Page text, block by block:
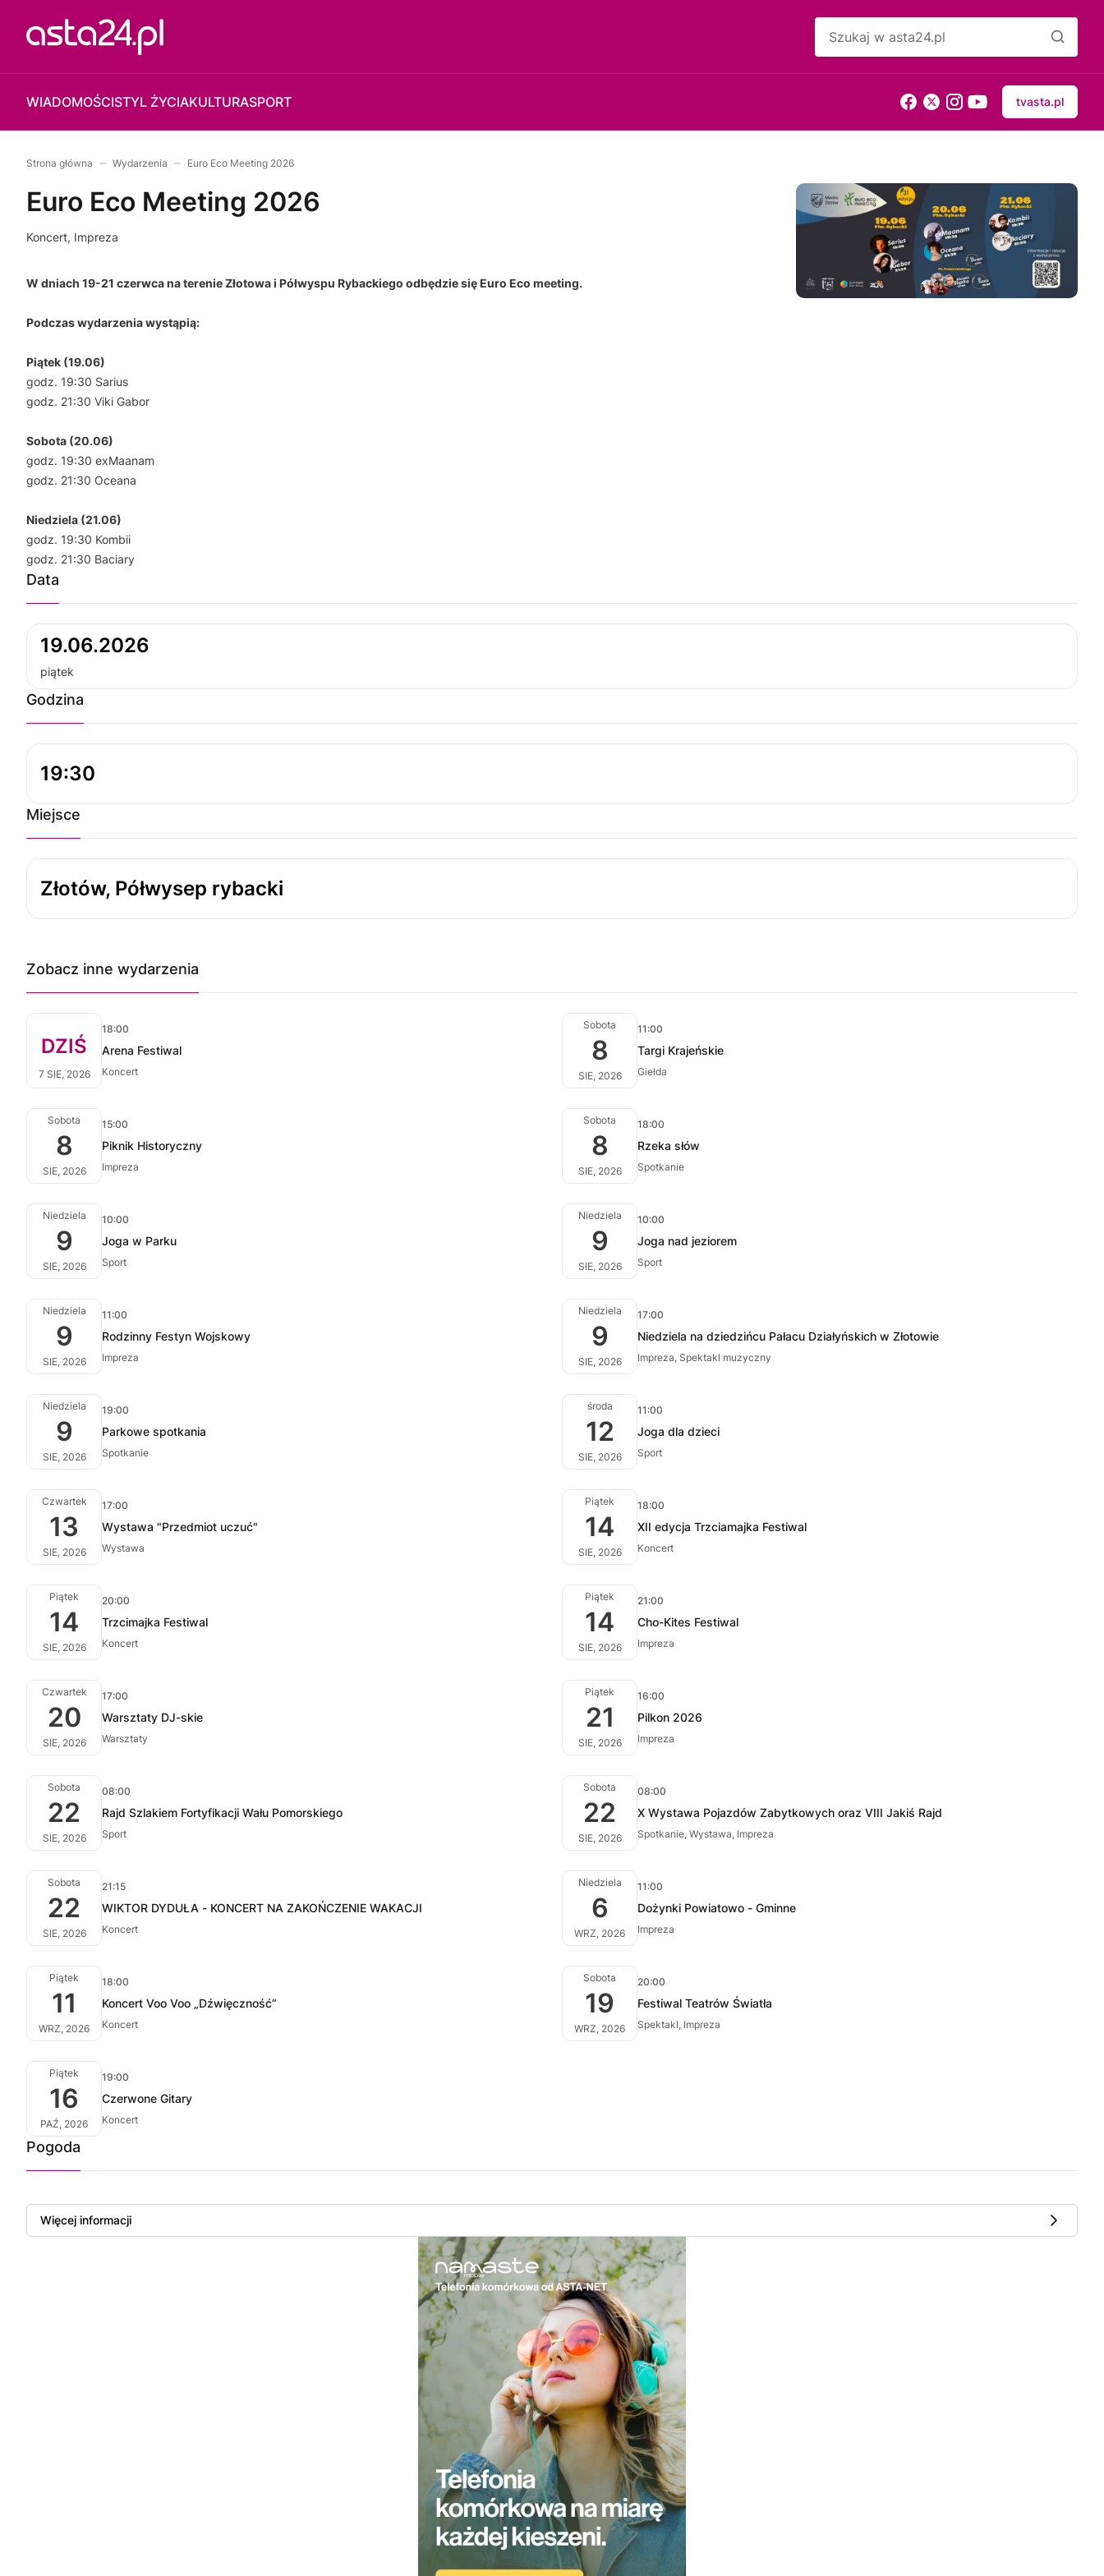
WIADOMOŚCISTYL ŻYCIAKULTURASPORT tvasta.pl
Strona główna Wydarzenia Euro Eco Meeting 2026
Euro Eco Meeting 2026
Koncert, Impreza
W dniach 19-21 czerwca na terenie Złotowa i Półwyspu Rybackiego odbędzie się Euro Eco meeting.
Podczas wydarzenia wystąpią:
Piątek (19.06)
godz. 19:30 Sarius
godz. 21:30 Viki Gabor
Sobota (20.06)
godz. 19:30 exMaanam
godz. 21:30 Oceana
Niedziela (21.06)
godz. 19:30 Kombii
godz. 21:30 Baciary
Data
19.06.2026
piątek
Godzina
19:30
Miejsce
Złotów, Półwysep rybacki
Zobacz inne wydarzenia
DZIŚ
7 SIE, 2026
18:00
Arena Festiwal
Koncert
Sobota
8
SIE, 2026
11:00
Targi Krajeńskie
Giełda
Sobota
8
SIE, 2026
15:00
Piknik Historyczny
Impreza
Sobota
8
SIE, 2026
18:00
Rzeka słów
Spotkanie
Niedziela
9
SIE, 2026
10:00
Joga w Parku
Sport
Niedziela
9
SIE, 2026
10:00
Joga nad jeziorem
Sport
Niedziela
9
SIE, 2026
11:00
Rodzinny Festyn Wojskowy
Impreza
Niedziela
9
SIE, 2026
17:00
Niedziela na dziedzińcu Pałacu Działyńskich w Złotowie
Impreza, Spektakl muzyczny
Niedziela
9
SIE, 2026
19:00
Parkowe spotkania
Spotkanie
środa
12
SIE, 2026
11:00
Joga dla dzieci
Sport
Czwartek
13
SIE, 2026
17:00
Wystawa "Przedmiot uczuć"
Wystawa
Piątek
14
SIE, 2026
18:00
XII edycja Trzciamajka Festiwal
Koncert
Piątek
14
SIE, 2026
20:00
Trzcimajka Festiwal
Koncert
Piątek
14
SIE, 2026
21:00
Cho-Kites Festiwal
Impreza
Czwartek
20
SIE, 2026
17:00
Warsztaty DJ-skie
Warsztaty
Piątek
21
SIE, 2026
16:00
Pilkon 2026
Impreza
Sobota
22
SIE, 2026
08:00
Rajd Szlakiem Fortyfikacji Wału Pomorskiego
Sport
Sobota
22
SIE, 2026
08:00
X Wystawa Pojazdów Zabytkowych oraz VIII Jakiś Rajd
Spotkanie, Wystawa, Impreza
Sobota
22
SIE, 2026
21:15
WIKTOR DYDUŁA - KONCERT NA ZAKOŃCZENIE WAKACJI
Koncert
Niedziela
6
WRZ, 2026
11:00
Dożynki Powiatowo - Gminne
Impreza
Piątek
11
WRZ, 2026
18:00
Koncert Voo Voo „Dźwięczność”
Koncert
Sobota
19
WRZ, 2026
20:00
Festiwal Teatrów Światła
Spektakl, Impreza
Piątek
16
PAŹ, 2026
19:00
Czerwone Gitary
Koncert
Pogoda
Więcej informacji